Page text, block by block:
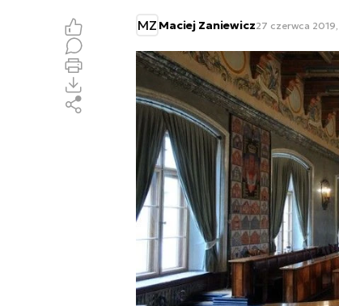
MZ Maciej Zaniewicz27 czerwca